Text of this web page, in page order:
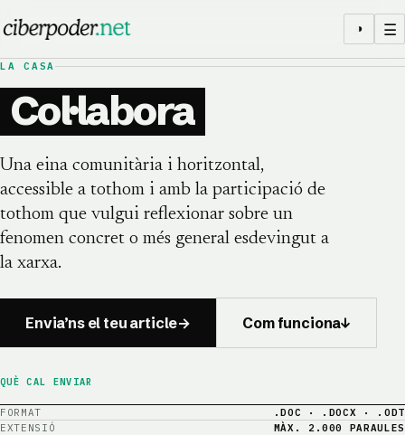
◑ ☰
LA CASA
Col·labora
Una eina comunitària i horitzontal,
accessible a tothom i amb la participació de
tothom que vulgui reflexionar sobre un
fenomen concret o més general esdevingut a
la xarxa.
Envia’ns el teu article→ Com funciona↓
QUÈ CAL ENVIAR
FORMAT
.DOC · .DOCX · .ODT
EXTENSIÓ
MÀX. 2.000 PARAULES